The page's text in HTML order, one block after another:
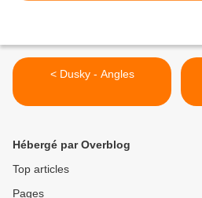
< Dusky - Angles
Hébergé par Overblog
Top articles
Pages